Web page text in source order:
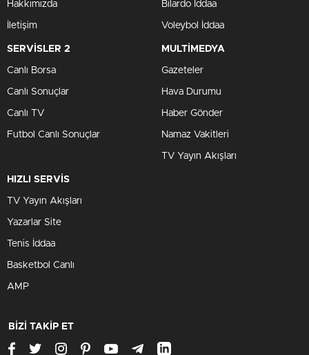
Hakkımızda
İletişim
Bilardo İddaa
Voleybol İddaa
SERVİSLER 2
Canlı Borsa
Canlı Sonuçlar
Canlı TV
Futbol Canlı Sonuçlar
MULTİMEDYA
Gazeteler
Hava Durumu
Haber Gönder
Namaz Vakitleri
TV Yayın Akışları
HIZLI SERVİS
TV Yayın Akışları
Yazarlar Site
Tenis İddaa
Basketbol Canlı
AMP
BİZİ TAKİP ET